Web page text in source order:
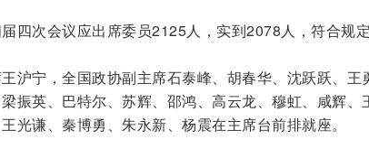
四次会议应出席委员2125人，实到2078人，符合规定
沪宁，全国政协副主席石泰峰、胡春华、沈跃跃、王
振英、巴特尔、苏辉、邵鸿、高云龙、穆虹、咸辉、
光谦、秦博勇、朱永新、杨震在主席台前排就座。